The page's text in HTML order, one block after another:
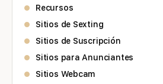
Recursos
Sitios de Sexting
Sitios de Suscripción
Sitios para Anunciantes
Sitios Webcam